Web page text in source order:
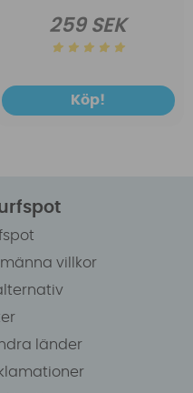
259 SEK
Köp!
villkor
länder